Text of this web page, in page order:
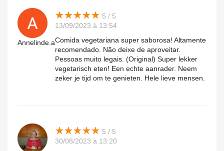
Annelinde.a
★★★★★
★★★★★ 5 / 5
13/09/2023 à 13:54
Comida vegetariana super saborosa! Altamente
recomendado. Não deixe de aproveitar.
Pessoas muito legais. (Original) Super lekker
vegetarisch eten! Een echte aanrader. Neem
zeker je tijd om te genieten. Hele lieve mensen.
★★★★★
★★★★★ 5 / 5
30/08/2023 à 13:20